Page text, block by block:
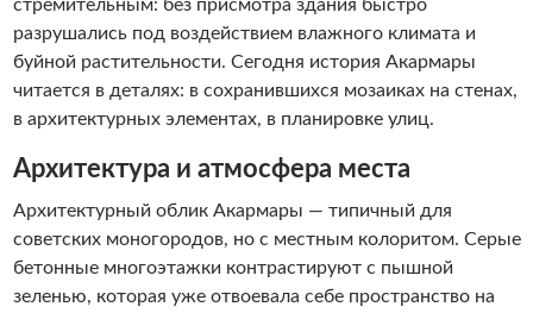
стремительным: без присмотра здания быстро
разрушались под воздействием влажного климата и
буйной растительности. Сегодня история Акармары
читается в деталях: в сохранившихся мозаиках на стенах,
в архитектурных элементах, в планировке улиц.
Архитектура и атмосфера места
Архитектурный облик Акармары — типичный для
советских моногородов, но с местным колоритом. Серые
бетонные многоэтажки контрастируют с пышной
зеленью, которая уже отвоевала себе пространство на